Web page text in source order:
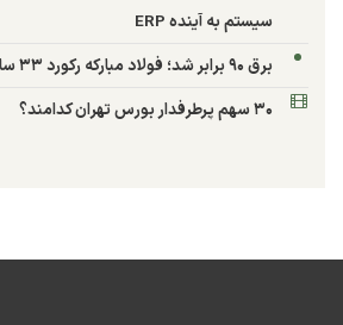
سیستم به آینده ERP
برق ۹۰ برابر شد؛ فولاد مبارکه رکورد ۳۳ ساله اسلب را شکست
۳۰ سهم پرطرفدار بورس تهران کدامند؟